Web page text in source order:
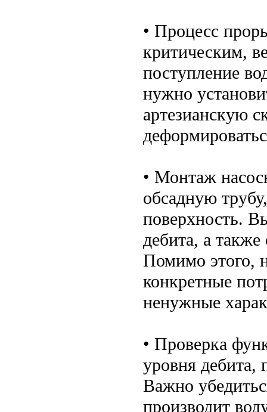
• Процесс
критическим,
поступление
нужно
артезианскую
• Монтаж
обсадную
поверхность.
дебита, а
Помимо этого,
конкретные
ненужные
• Проверка
уровня дебита,
Важно
производит